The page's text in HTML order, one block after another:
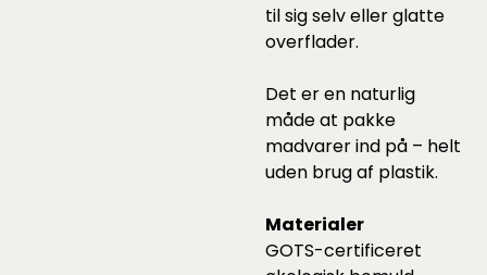
til sig selv eller glatte
overflader.
Det er en naturlig
måde at pakke
madvarer ind på – helt
uden brug af plastik.
Materialer
GOTS-certificeret